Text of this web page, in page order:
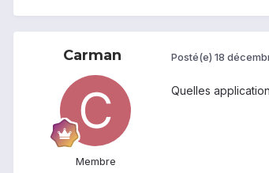
Carman
Membre
Posté(e) 18
Quelles